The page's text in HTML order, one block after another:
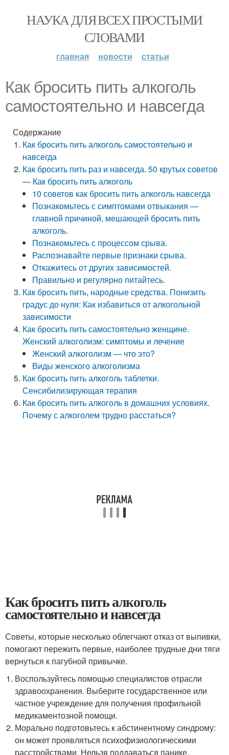
НАУКА ДЛЯ ВСЕХ ПРОСТЫМИ
СЛОВАМИ
главная новости статьи
Как бросить пить алкоголь
самостоятельно и навсегда
Содержание
Как бросить пить алкоголь самостоятельно и
навсегда
Как бросить пить раз и навсегда. 50 крутых советов
— Как бросить пить алкоголь
10 советов как бросить пить алкоголь навсегда
Познакомьтесь с симптомами отвыкания —
главной причиной, мешающей бросить пить
алкоголь.
Познакомьтесь с процессом срыва.
Распознавайте первые признаки срыва.
Откажитесь от других зависимостей.
Правильно и регулярно питайтесь.
Как бросить пить, народные средства. Понизить
градус до нуля: Как избавиться от алкогольной
зависимости
Как бросить пить самостоятельно женщине.
Женский алкоголизм: симптомы и лечение
Женский алкоголизм — что это?
Виды женского алкоголизма
Как бросить пить алкоголь таблетки.
Сенсибилизирующая терапия
Как бросить пить алкоголь в домашних условиях.
Почему с алкоголем трудно расстаться?
Как бросить пить алкоголь
самостоятельно и навсегда
Советы, которые несколько облегчают отказ от выпивки,
помогают пережить первые, наиболее трудные дни тяги
вернуться к пагубной привычке.
Воспользуйтесь помощью специалистов отрасли
здравоохранения. Выберите государственное или
частное учреждение для получения профильной
медикаментозной помощи.
Морально подготовьтесь к абстинентному синдрому:
он может проявляться психофизиологическими
расстройствами. Нельзя поддаваться панике,